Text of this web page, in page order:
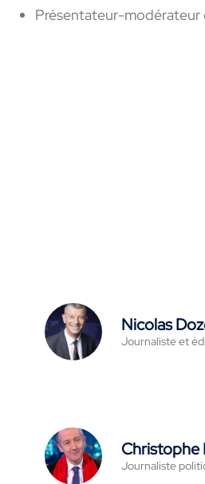
Présentateur-modérateur
Nicolas
Journaliste et
Christophe
Journaliste